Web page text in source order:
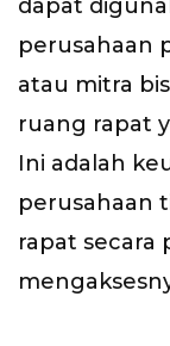
dapat
perusahaan
atau mitra
ruang rapat
Ini adalah
perusahaan
rapat secara